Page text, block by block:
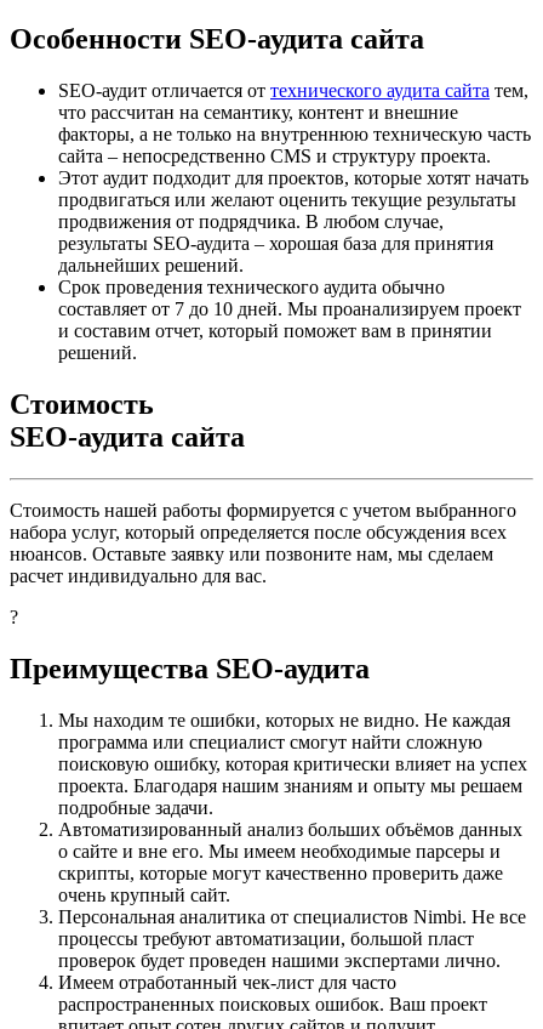
Особенности SEO-аудита сайта
SEO-аудит отличается от технического аудита сайта тем,
что рассчитан на семантику, контент и внешние
факторы, а не только на внутреннюю техническую часть
сайта – непосредственно CMS и структуру проекта.
Этот аудит подходит для проектов, которые хотят начать
продвигаться или желают оценить текущие результаты
продвижения от подрядчика. В любом случае,
результаты SEO-аудита – хорошая база для принятия
дальнейших решений.
Срок проведения технического аудита обычно
составляет от 7 до 10 дней. Мы проанализируем проект
и составим отчет, который поможет вам в принятии
решений.
Стоимость
SEO-аудита сайта
Стоимость нашей работы формируется с учетом выбранного
набора услуг, который определяется после обсуждения всех
нюансов. Оставьте заявку или позвоните нам, мы сделаем
расчет индивидуально для вас.
?
Преимущества SEO-аудита
Мы находим те ошибки, которых не видно. Не каждая
программа или специалист смогут найти сложную
поисковую ошибку, которая критически влияет на успех
проекта. Благодаря нашим знаниям и опыту мы решаем
подробные задачи.
Автоматизированный анализ больших объёмов данных
о сайте и вне его. Мы имеем необходимые парсеры и
скрипты, которые могут качественно проверить даже
очень крупный сайт.
Персональная аналитика от специалистов Nimbi. Не все
процессы требуют автоматизации, большой пласт
проверок будет проведен нашими экспертами лично.
Имеем отработанный чек-лист для часто
распространенных поисковых ошибок. Ваш проект